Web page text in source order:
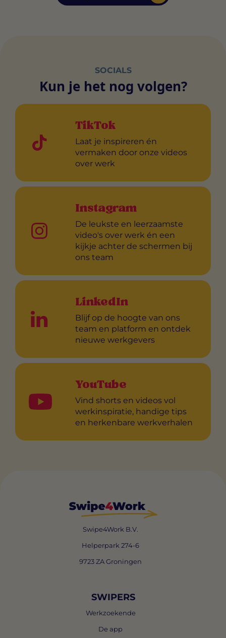
SOCIALS
Kun je het nog volgen?
TikTok
Laat je inspireren én
vermaken door onze videos
over werk
Instagram
De leukste en leerzaamste
video's over werk én een
kijkje achter de schermen bij
ons team
LinkedIn
Blijf op de hoogte van ons
team en platform en ontdek
nieuwe werkgevers
YouTube
Vind shorts en videos vol
werkinspiratie, handige tips
en herkenbare werkverhalen
Swipe4Work B.V.
Helperpark 274-6
9723 ZA Groningen
SWIPERS
Werkzoekende
De app